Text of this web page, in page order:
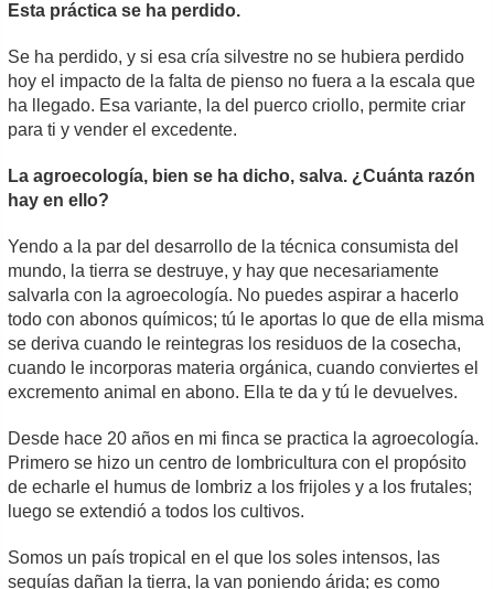
Esta práctica se ha perdido.
Se ha perdido, y si esa cría silvestre no se hubiera perdido
hoy el impacto de la falta de pienso no fuera a la escala que
ha llegado. Esa variante, la del puerco criollo, permite criar
para ti y vender el excedente.
La agroecología, bien se ha dicho, salva. ¿Cuánta razón
hay en ello?
Yendo a la par del desarrollo de la técnica consumista del
mundo, la tierra se destruye, y hay que necesariamente
salvarla con la agroecología. No puedes aspirar a hacerlo
todo con abonos químicos; tú le aportas lo que de ella misma
se deriva cuando le reintegras los residuos de la cosecha,
cuando le incorporas materia orgánica, cuando conviertes el
excremento animal en abono. Ella te da y tú le devuelves.
Desde hace 20 años en mi finca se practica la agroecología.
Primero se hizo un centro de lombricultura con el propósito
de echarle el humus de lombriz a los frijoles y a los frutales;
luego se extendió a todos los cultivos.
Somos un país tropical en el que los soles intensos, las
sequías dañan la tierra, la van poniendo árida; es como